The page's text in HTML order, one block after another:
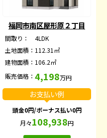
福岡市南区屋形原２丁目
間取り：
4LDK
土地面積： 112.31㎡
建物面積： 106.2㎡
販売価格：4,198万円
お支払い例
頭金0円/ボーナス払い0円
月々108,938円